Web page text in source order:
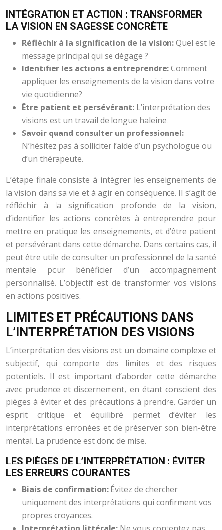
INTÉGRATION ET ACTION : TRANSFORMER
LA VISION EN SAGESSE CONCRÈTE
Réfléchir à la signification de la vision:Quel est le
message principal qui se dégage ?
Identifier les actions à entreprendre:Comment
appliquer les enseignements de la vision dans votre
vie quotidienne?
Être patient et persévérant: L’interprétation des
visions est un travail de longue haleine.
Savoir quand consulter un professionnel:
N’hésitez pas à solliciter l’aide d’un psychologue ou
d’un thérapeute.
L’étape finale consiste à intégrer les enseignements de
la vision dans sa vie et à agir en conséquence. Il s’agit de
réfléchir à la signification profonde de la vision,
d’identifier les actions concrètes à entreprendre pour
mettre en pratique les enseignements, et d’être patient
et persévérant dans cette démarche. Dans certains cas, il
peut être utile de consulter un professionnel de la santé
mentale pour bénéficier d’un accompagnement
personnalisé. L’objectif est de transformer vos visions
en actions positives.
LIMITES ET PRÉCAUTIONS DANS
L’INTERPRÉTATION DES VISIONS
L’interprétation des visions est un domaine complexe et
subjectif, qui comporte des limites et des risques
potentiels. Il est important d’aborder cette démarche
avec prudence et discernement, en étant conscient des
pièges à éviter et des précautions à prendre. Garder un
esprit critique et équilibré permet d’éviter les
interprétations erronées et de préserver son bien-être
mental. La prudence est donc de mise.
LES PIÈGES DE L’INTERPRÉTATION : ÉVITER
LES ERREURS COURANTES
Biais de confirmation: Évitez de chercher
uniquement des interprétations qui confirment vos
propres croyances.